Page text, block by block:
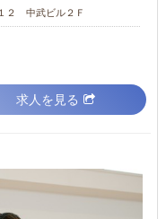
２ 中武ビル２Ｆ
求人を見る